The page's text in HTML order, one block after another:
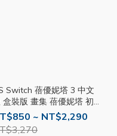
Switch 蓓優妮塔 3 中文
盒裝版 畫集 蓓優妮塔 初
魔兵驚天錄 BAYONETTA
~ NT$2,290